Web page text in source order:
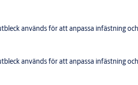
används för att anpassa infästning
används för att anpassa infästning